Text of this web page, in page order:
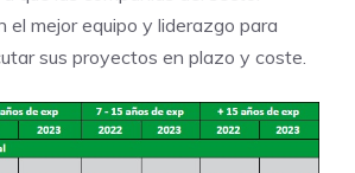
el mejor equipo y liderazgo para
sus proyectos en plazo y coste.